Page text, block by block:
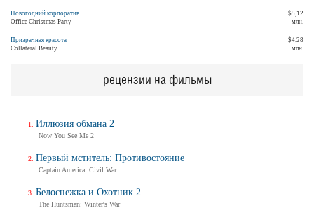
Новогодний корпоратив
Office Christmas Party
$5,12
млн.
Призрачная красота
Collateral Beauty
$4,28
млн.
рецензии на фильмы
Иллюзия обмана 2
Now You See Me 2
Первый мститель: Противостояние
Captain America: Civil War
Белоснежка и Охотник 2
The Huntsman: Winter's War